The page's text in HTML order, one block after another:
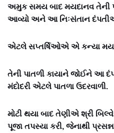
અમુક સમય બાદ મયદાનવ તેની
આવ્યો અને આ નિઃસંતાન
એટલે સપ્તર્ષિઓએ એ કન્યા
તેની પાતળી કાયાને જોઈને આ
મંદોદરી એટલે પાતળા ઉદરવાળી.
મોટી થયા બાદ તેણીએ શ્રી
પૂજા તપસ્યા કરી, જેનાથી